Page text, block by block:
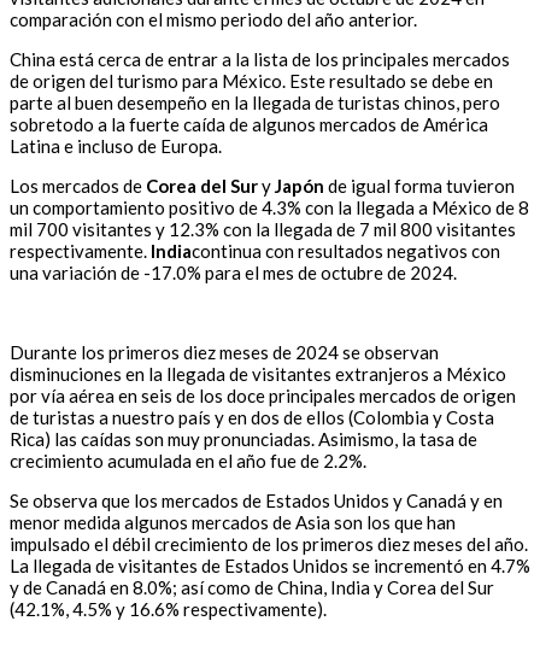
comparación con el mismo periodo del año anterior.
China está cerca de entrar a la lista de los principales mercados
de origen del turismo para México. Este resultado se debe en
parte al buen desempeño en la llegada de turistas chinos, pero
sobretodo a la fuerte caída de algunos mercados de América
Latina e incluso de Europa.
Los mercados de Corea del SuryJapón de igual forma tuvieron
un comportamiento positivo de 4.3% con la llegada a México de 8
mil 700 visitantes y 12.3% con la llegada de 7 mil 800 visitantes
respectivamente. Indiacontinua con resultados negativos con
una variación de -17.0% para el mes de octubre de 2024.
Durante los primeros diez meses de 2024 se observan
disminuciones en la llegada de visitantes extranjeros a México
por vía aérea en seis de los doce principales mercados de origen
de turistas a nuestro país y en dos de ellos (Colombia y Costa
Rica) las caídas son muy pronunciadas. Asimismo, la tasa de
crecimiento acumulada en el año fue de 2.2%.
Se observa que los mercados de Estados Unidos y Canadá y en
menor medida algunos mercados de Asia son los que han
impulsado el débil crecimiento de los primeros diez meses del año.
La llegada de visitantes de Estados Unidos se incrementó en 4.7%
y de Canadá en 8.0%; así como de China, India y Corea del Sur
(42.1%, 4.5% y 16.6% respectivamente).